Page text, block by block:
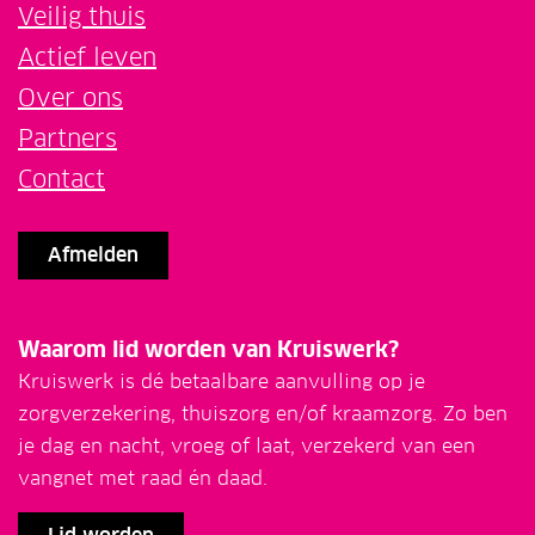
Veilig thuis
Actief leven
Over ons
Partners
Contact
Afmelden
Waarom lid worden van Kruiswerk?
Kruiswerk is dé betaalbare aanvulling op je
zorgverzekering, thuiszorg en/of kraamzorg. Zo ben
je dag en nacht, vroeg of laat, verzekerd van een
vangnet met raad én daad.